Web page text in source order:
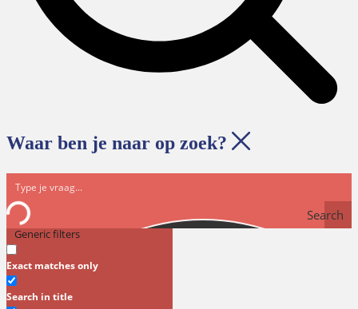
Waar ben je naar op zoek?
Search
Generic filters
Exact matches only
Search in title